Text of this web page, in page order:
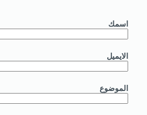
اسمك
الايميل
الموضوع